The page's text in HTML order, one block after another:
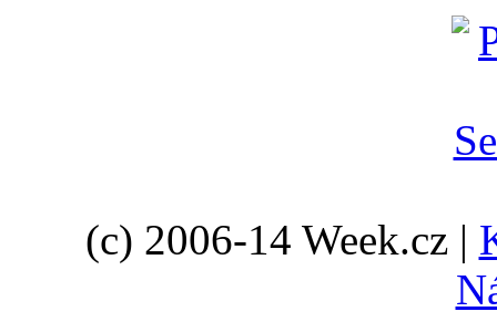
(c) 2006-14 Week.cz |